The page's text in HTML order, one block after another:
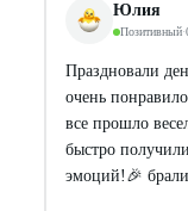
Юлия
Позитивный·
Праздновали
очень
все прошло
быстро
эмоций!🎉